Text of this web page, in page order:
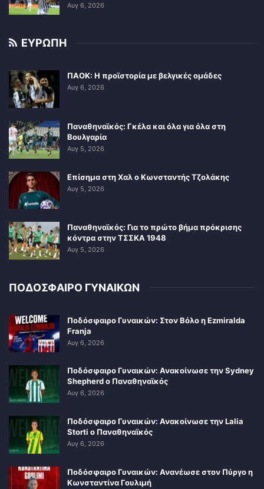
Αυγ 6, 2026
ΕΥΡΩΠΗ
ΠΑΟΚ: Η προϊστορία με βελγικές ομάδες
Αυγ 6, 2026
Παναθηναϊκός: Γκέλα και όλα για όλα στη
Βουλγαρία
Αυγ 5, 2026
Επίσημα στη Χαλ ο Κωνσταντής Τζολάκης
Αυγ 5, 2026
Παναθηναϊκός: Για το πρώτο βήμα πρόκρισης
κόντρα στην ΤΣΣΚΑ 1948
Αυγ 5, 2026
ΠΟΔΟΣΦΑΙΡΟ ΓΥΝΑΙΚΩΝ
Ποδόσφαιρο Γυναικών: Στον Βόλο η Ezmiralda
Franja
Αυγ 6, 2026
Ποδόσφαιρο Γυναικών: Ανακοίνωσε την Sydney
Shepherd ο Παναθηναϊκός
Αυγ 6, 2026
Ποδόσφαιρο Γυναικών: Ανακοίνωσε την Lalia
Storti ο Παναθηναϊκός
Αυγ 6, 2026
Ποδόσφαιρο Γυναικών: Ανανέωσε στον Πύργο η
Κωνσταντίνα Γουλιμή